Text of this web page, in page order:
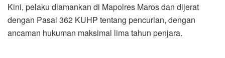
Kini, pelaku diamankan di Mapolres Maros dan dijerat
dengan Pasal 362 KUHP tentang pencurian, dengan
ancaman hukuman maksimal lima tahun penjara.